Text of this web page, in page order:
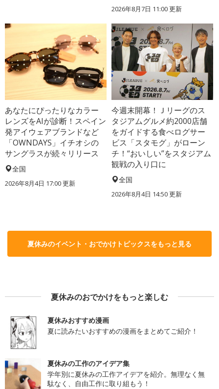
2026年8月7日 11:00更新
あなたにぴったりなカラー
レンズをAIが診断！スペイン
発アイウェアブランドなど
「OWNDAYS」イチオシの
サングラスが続々リリース
全国
2026年8月4日 17:00更新
今週末開幕！Ｊリーグのス
タジアムグルメ約2000店舗
をガイドする食べログサー
ビス「スタモグ」がローン
チ！“おいしい”をスタジアム
観戦の入り口に
全国
2026年8月4日 14:50更新
夏休みのイベント・おでかけトピックスをもっと見る
夏休みのおでかけをもっと楽しむ
夏休みおすすめ漫画
夏に読みたいおすすめの漫画をまとめてご紹介！
夏休みの工作のアイデア集
学年別に夏休みの工作アイデアを紹介。無理なく無
駄なく、自由工作に取り組もう！